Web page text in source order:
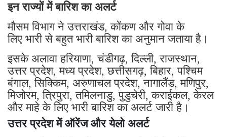
इन राज्यों में बारिश का अलर्ट
मौसम विभाग ने उत्तराखंड, कोंकण और गोवा के
लिए भारी से बहुत भारी बारिश का अनुमान जताया है।
इसके अलावा हरियाणा, चंडीगढ़, दिल्ली, राजस्थान,
उत्तर प्रदेश, मध्य प्रदेश, छत्तीसगढ़, बिहार, पश्चिम
बंगाल, सिक्किम, अरुणाचल प्रदेश, नागालैंड, मणिपुर,
मिजोरम, त्रिपुरा, तमिलनाडु, पुडुचेरी, कराईकल, केरल
और माहे के लिए भारी बारिश का अलर्ट जारी है।
उत्तर प्रदेश में ऑरेंज और येलो अलर्ट